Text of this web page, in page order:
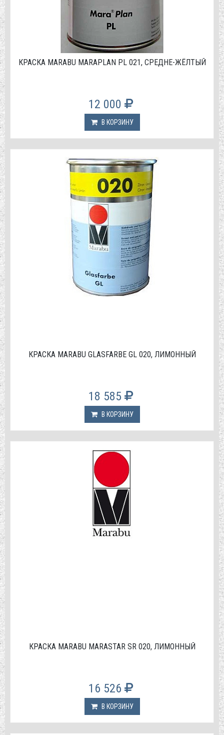
КРАСКА МАRABU MARAPLAN PL 021, СРЕДНЕ-ЖЁЛТЫЙ
12 000
В КОРЗИНУ
КРАСКА MARABU GLASFARBE GL 020, ЛИМОННЫЙ
18 585
В КОРЗИНУ
КРАСКА МАRABU MARASTAR SR 020, ЛИМОННЫЙ
16 526
В КОРЗИНУ